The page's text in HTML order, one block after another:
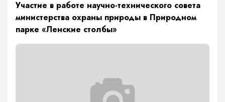
Участие в работе научно-технического совета
министерства охраны природы в Природном
парке «Ленские столбы»